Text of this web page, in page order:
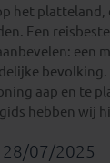
het platteland,
Een
een
bevolking.
aap en te
hebben wij
07/2025